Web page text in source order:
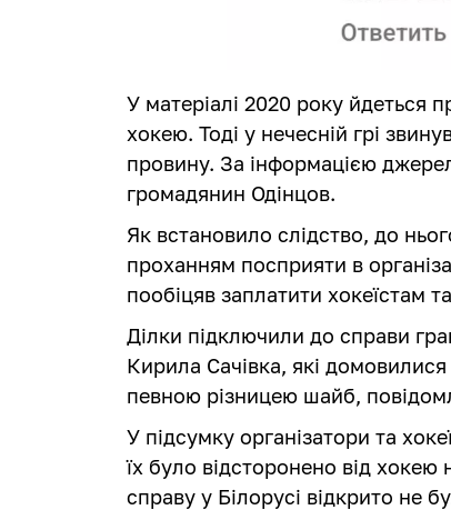
У матеріалі 2020 року йдеться
хокею. Тоді у нечесній грі
провину. За інформацією
громадянин Одінцов.
Як встановило слідство, до
проханням посприяти в
пообіцяв заплатити хокеїстам
Ділки підключили до справи
Кирила Сачівка, які
певною різницею шайб,
У підсумку організатори та
їх було відсторонено від
справу у Білорусі відкрито не